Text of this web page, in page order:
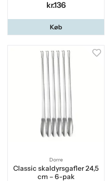
kr.136
Køb
Dorre
Classic skaldyrsgafler 24,5
cm – 6-pak